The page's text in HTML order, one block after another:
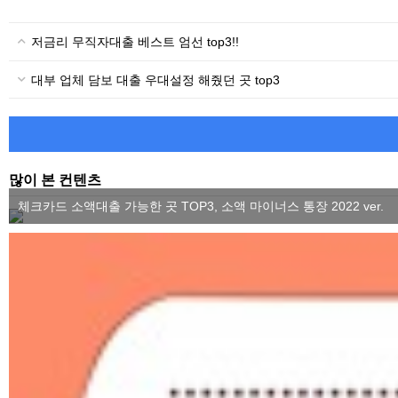
저금리 무직자대출 베스트 엄선 top3!!
대부 업체 담보 대출 우대설정 해줬던 곳 top3
많이 본 컨텐츠
체크카드 소액대출 가능한 곳 TOP3, 소액 마이너스 통장 2022 ver.